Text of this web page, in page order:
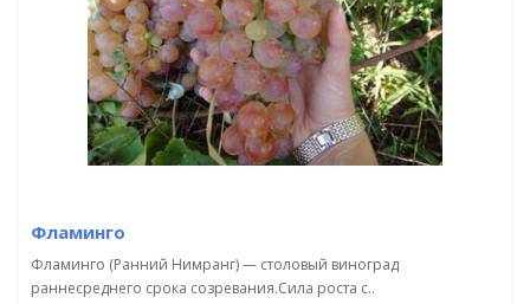
Фламинго
Фламинго (Ранний Нимранг) — столовый виноград
раннесреднего срока созревания.Сила роста с..